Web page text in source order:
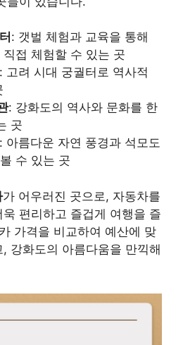
: 갯벌 체험과 교육을 통해
접 체험할 수 있는 곳
: 고려 시대 궁궐터로 역사적
: 강화도의 역사와 문화를 한
곳
: 아름다운 자연 풍경과 석모도
수 있는 곳
가 어우러진 곳으로, 자동차를
편리하고 즐겁게 여행을 즐
가격을 비교하여 예산에 맞
강화도의 아름다움을 만끽해